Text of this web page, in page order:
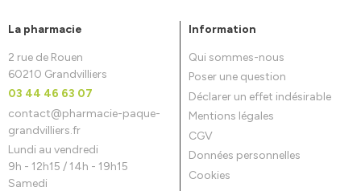
La pharmacie
2 rue de Rouen
60210 Grandvilliers
03 44 46 63 07
contact@pharmacie-paque-
grandvilliers.fr
Lundi au vendredi
9h - 12h15 / 14h - 19h15
Samedi
Information
Qui sommes-nous
Poser une question
Déclarer un effet indésirable
Mentions légales
CGV
Données personnelles
Cookies